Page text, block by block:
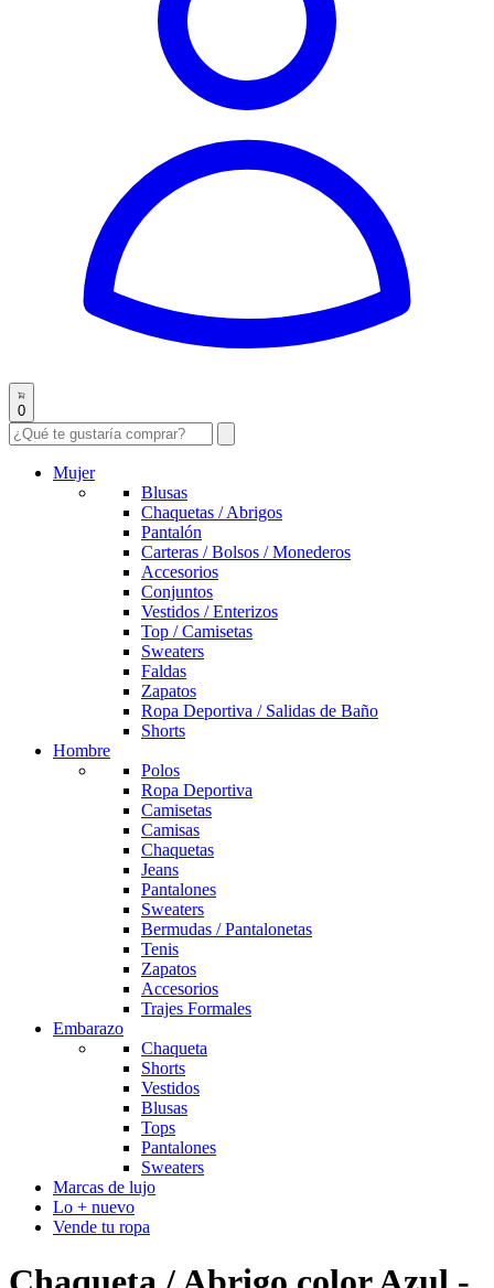
0
Mujer
Blusas
Chaquetas / Abrigos
Pantalón
Carteras / Bolsos / Monederos
Accesorios
Conjuntos
Vestidos / Enterizos
Top / Camisetas
Sweaters
Faldas
Zapatos
Ropa Deportiva / Salidas de Baño
Shorts
Hombre
Polos
Ropa Deportiva
Camisetas
Camisas
Chaquetas
Jeans
Pantalones
Sweaters
Bermudas / Pantalonetas
Tenis
Zapatos
Accesorios
Trajes Formales
Embarazo
Chaqueta
Shorts
Vestidos
Blusas
Tops
Pantalones
Sweaters
Marcas de lujo
Lo + nuevo
Vende tu ropa